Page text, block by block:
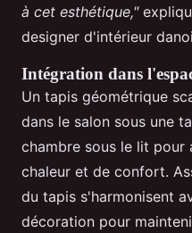
à cet esthétique,"
designer d'intérieur
Intégration dans
Un tapis géométrique
dans le salon sous une
chambre sous le lit pour
chaleur et de confort.
du tapis s'harmonisent
décoration pour